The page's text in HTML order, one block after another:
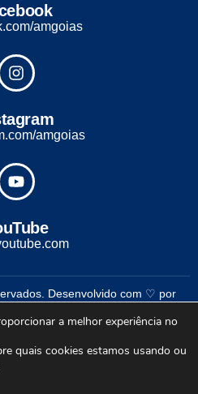
amgoias
amgoias
Desenvolvido com ♡ por
a melhor experiência no
quais cookies estamos usando ou